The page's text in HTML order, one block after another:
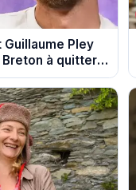
Pley
Breton à quitter